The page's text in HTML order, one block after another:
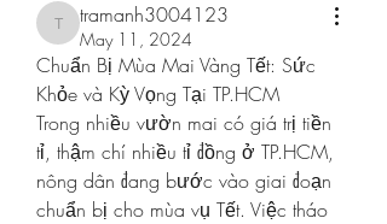
tramanh3004123
tramanh3004123
May 11, 2024
Chuẩn Bị Mùa Mai Vàng Tết: Sức
Khỏe và Kỳ Vọng Tại TP.HCM
Trong nhiều vườn mai có giá trị tiền
tỉ, thậm chí nhiều tỉ đồng ở TP.HCM,
nông dân đang bước vào giai đoạn
chuẩn bị cho mùa vụ Tết. Việc tháo